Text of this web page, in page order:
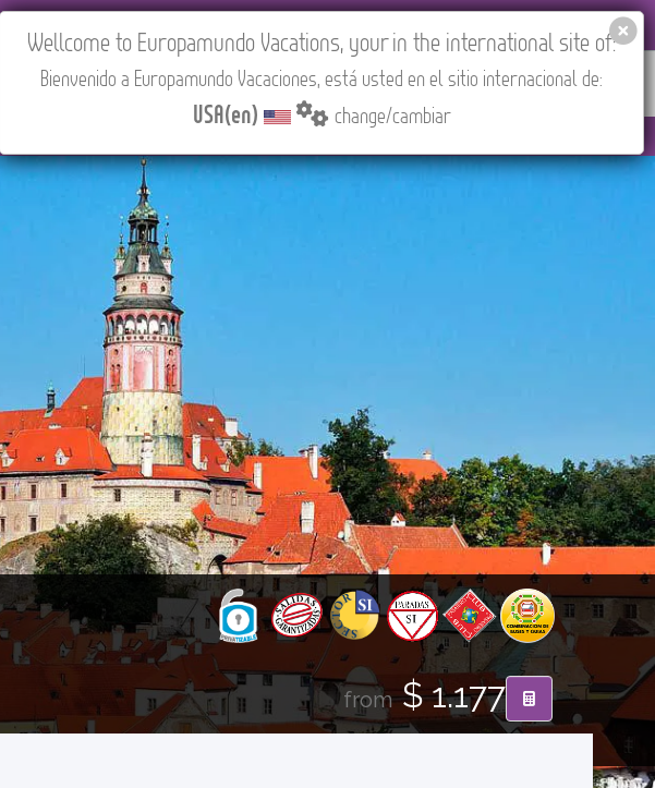
TO BUY FEATURED ABOUT US CONTACT Find your Tour
1:00 PM to 3:30 PM (CEST/Madrid).
from$ 1.177
Wellcome to Europamundo Vacations, your in the international site of:
Bienvenido a Europamundo Vacaciones, está usted en el sitio internacional de:
USA(en) change/cambiar